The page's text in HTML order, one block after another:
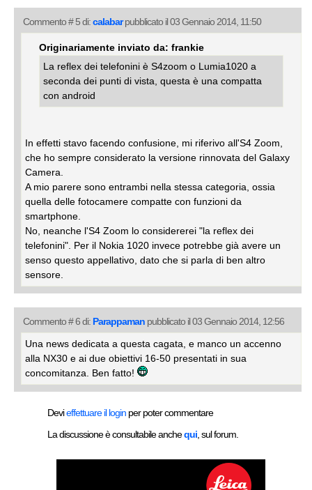
Commento # 5 di:calabarpubblicato il 03 Gennaio 2014, 11:50
Originariamente inviato da: frankie
La reflex dei telefonini è S4zoom o Lumia1020 a
seconda dei punti di vista, questa è una compatta
con android
In effetti stavo facendo confusione, mi riferivo all'S4 Zoom,
che ho sempre considerato la versione rinnovata del Galaxy
Camera.
A mio parere sono entrambi nella stessa categoria, ossia
quella delle fotocamere compatte con funzioni da
smartphone.
No, neanche l'S4 Zoom lo considererei "la reflex dei
telefonini". Per il Nokia 1020 invece potrebbe già avere un
senso questo appellativo, dato che si parla di ben altro
sensore.
Commento # 6 di: Parappaman pubblicato il 03 Gennaio 2014, 12:56
Una news dedicata a questa cagata, e manco un accenno
alla NX30 e ai due obiettivi 16-50 presentati in sua
concomitanza. Ben fatto!
Devieffettuare il login per poter commentare
La discussione è consultabile anchequi , sul forum.